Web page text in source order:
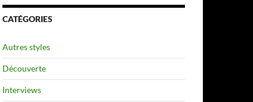
CATÉGORIES
Autres styles
Découverte
Interviews